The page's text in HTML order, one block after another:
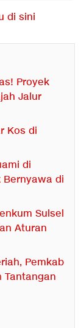
di sini
Proyek
Jalur
Kos di
di
Bernyawa di
Sulsel
Aturan
Pemkab
Tantangan